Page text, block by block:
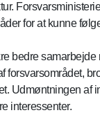
for at kunne
bedre samarbejde
forsvarsområdet,
Udmøntningen af
interessenter.